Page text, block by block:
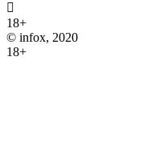

18+
© infox, 2020
18+